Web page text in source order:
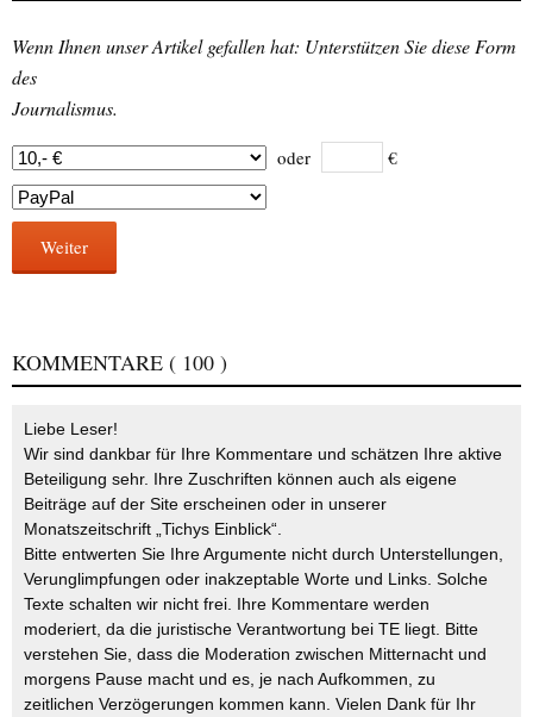
Wenn Ihnen unser Artikel gefallen hat: Unterstützen Sie diese Form
des
Journalismus.
oder €
Weiter
KOMMENTARE ( 100 )
Liebe Leser!
Wir sind dankbar für Ihre Kommentare und schätzen Ihre aktive
Beteiligung sehr. Ihre Zuschriften können auch als eigene
Beiträge auf der Site erscheinen oder in unserer
Monatszeitschrift „Tichys Einblick“.
Bitte entwerten Sie Ihre Argumente nicht durch Unterstellungen,
Verunglimpfungen oder inakzeptable Worte und Links. Solche
Texte schalten wir nicht frei. Ihre Kommentare werden
moderiert, da die juristische Verantwortung bei TE liegt. Bitte
verstehen Sie, dass die Moderation zwischen Mitternacht und
morgens Pause macht und es, je nach Aufkommen, zu
zeitlichen Verzögerungen kommen kann. Vielen Dank für Ihr